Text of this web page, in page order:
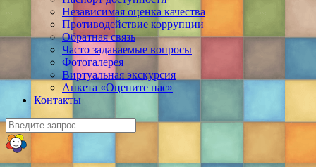
Независимая оценка качества
Противодействие коррупции
Обратная связь
Часто задаваемые вопросы
Фотогалерея
Виртуальная экскурсия
Анкета «Оцените нас»
Контакты